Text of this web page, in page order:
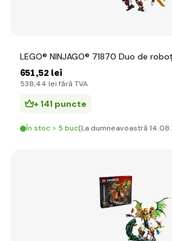
LEGO® NINJAGO® 71870 Duo de
651,52 lei
538,44 lei fără TVA
+ 141 puncte
În stoc > 5 buc(La dumneavoastră